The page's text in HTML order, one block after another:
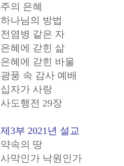
주의 은혜
하나님의 방법
전염병 같은 자
은혜에 갇힌 삶
은혜에 갇힌 바울
광풍 속 감사 예배
십자가 사랑
사도행전 29장
제3부 2021년 설교
약속의 땅
사막인가 낙원인가